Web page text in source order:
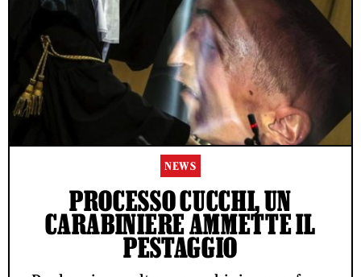
NEWS
PROCESSO CUCCHI, UN
CARABINIERE AMMETTE IL
PESTAGGIO